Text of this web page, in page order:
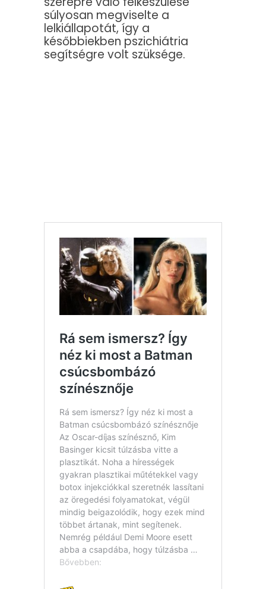
súlyosan megviselte a
lelkiállapotát, így a
későbbiekben pszichiátria
segítségre volt szüksége.